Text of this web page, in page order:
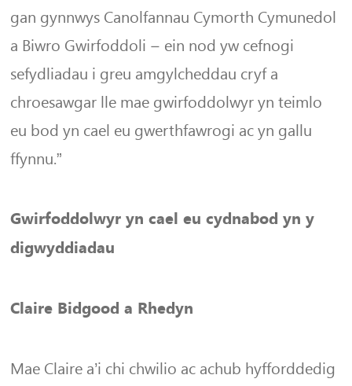
gan gynnwys Canolfannau Cymorth Cymunedol
a Biwro Gwirfoddoli – ein nod yw cefnogi
sefydliadau i greu amgylcheddau cryf a
chroesawgar lle mae gwirfoddolwyr yn teimlo
eu bod yn cael eu gwerthfawrogi ac yn gallu
ffynnu.”
Gwirfoddolwyr yn cael eu cydnabod yn y
digwyddiadau
Claire Bidgood a Rhedyn
Mae Claire a’i chi chwilio ac achub hyfforddedig